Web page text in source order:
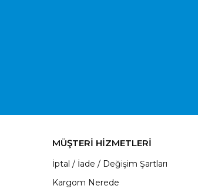
MÜŞTERİ HİZMETLERİ
İptal / İade / Değişim Şartları
Kargom Nerede